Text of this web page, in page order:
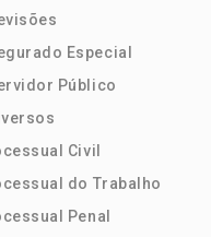
Especial
Público
Civil
do Trabalho
Penal
Também